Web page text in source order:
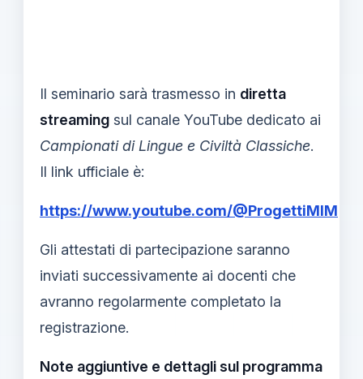
Il seminario sarà trasmesso in diretta
streaming sul canale YouTube dedicato ai
Campionati di Lingue e Civiltà Classiche.
Il link ufficiale è:
https://www.youtube.com/@ProgettiMIM
Gli attestati di partecipazione saranno
inviati successivamente ai docenti che
avranno regolarmente completato la
registrazione.
Note aggiuntive e dettagli sul programma